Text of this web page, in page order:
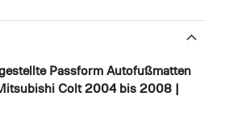
Passform Autofußmatten
Colt 2004 bis 2008 |